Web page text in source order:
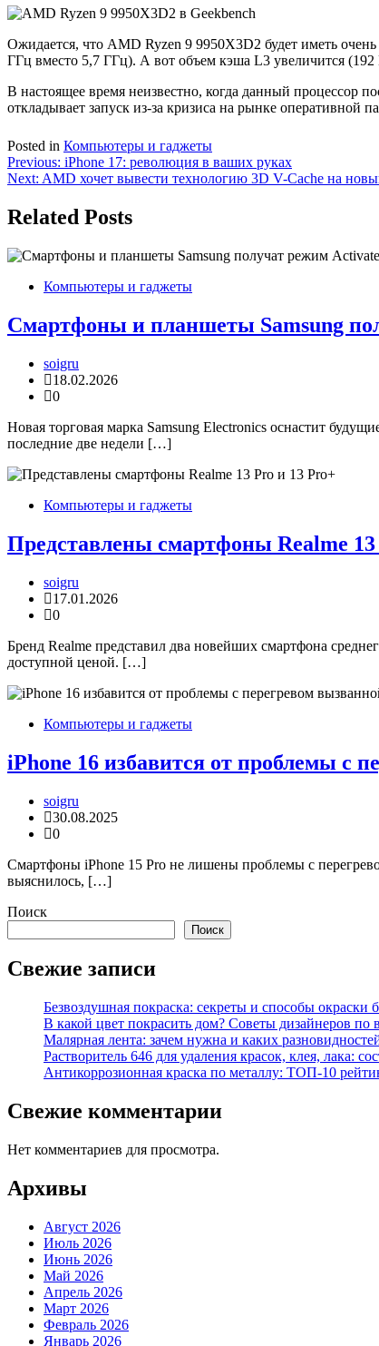
Ожидается, что AMD Ryzen 9 9950X3D2 будет иметь
ГГц вместо 5,7 ГГц). А вот объем кэша L3 увеличится
В настоящее время неизвестно, когда данный процессор
откладывает запуск из-за кризиса на рынке оперативной
Posted in Компьютеры и гаджеты
Навигация
по
записям
Previous: iPhone 17: революция в ваших руках
Next: AMD хочет вывести технологию 3D V-Cache на
Related Posts
Компьютеры и гаджеты
Смартфоны и планшеты Samsung
soigru
18.02.2026
0
Новая торговая марка Samsung Electronics оснастит
последние две недели […]
Компьютеры и гаджеты
Представлены смартфоны Realme
soigru
17.01.2026
0
Бренд Realme представил два новейших смартфона
доступной ценой. […]
Компьютеры и гаджеты
iPhone 16 избавится от проблемы с
soigru
30.08.2025
0
Смартфоны iPhone 15 Pro не лишены проблемы с
выяснилось, […]
Поиск
Поиск
Свежие записи
Безвоздушная покраска: секреты и способы
В какой цвет покрасить дом? Советы дизайнеров по
Малярная лента: зачем нужна и каких
Растворитель 646 для удаления красок, клея, лака:
Антикоррозионная краска по металлу: ТОП-10
Свежие комментарии
Нет комментариев для просмотра.
Архивы
Август 2026
Июль 2026
Июнь 2026
Май 2026
Апрель 2026
Март 2026
Февраль 2026
Январь 2026